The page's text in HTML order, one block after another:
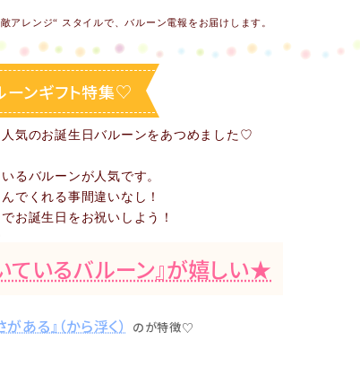
アレンジ“ スタイルで、バルーン電報をお届けします。
ーンギフト特集♡
気のお誕生日バルーンをあつめました♡
るバルーンが人気です。
でくれる事間違いなし！
お誕生日をお祝いしよう！
ているバルーン』が嬉しい★
ある』（から浮く） のが特徴♡